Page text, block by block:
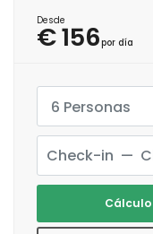
Desde
€ 156por día
6 Personas